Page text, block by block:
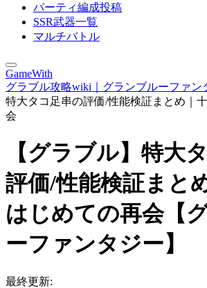
パーティ編成投稿
SSR武器一覧
マルチバトル
GameWith
グラブル攻略wiki｜グランブルーファン
特大タコ足串の評価/性能検証まとめ｜
会
【グラブル】特大
評価/性能検証まと
はじめての再会【
ーファンタジー】
最終更新: